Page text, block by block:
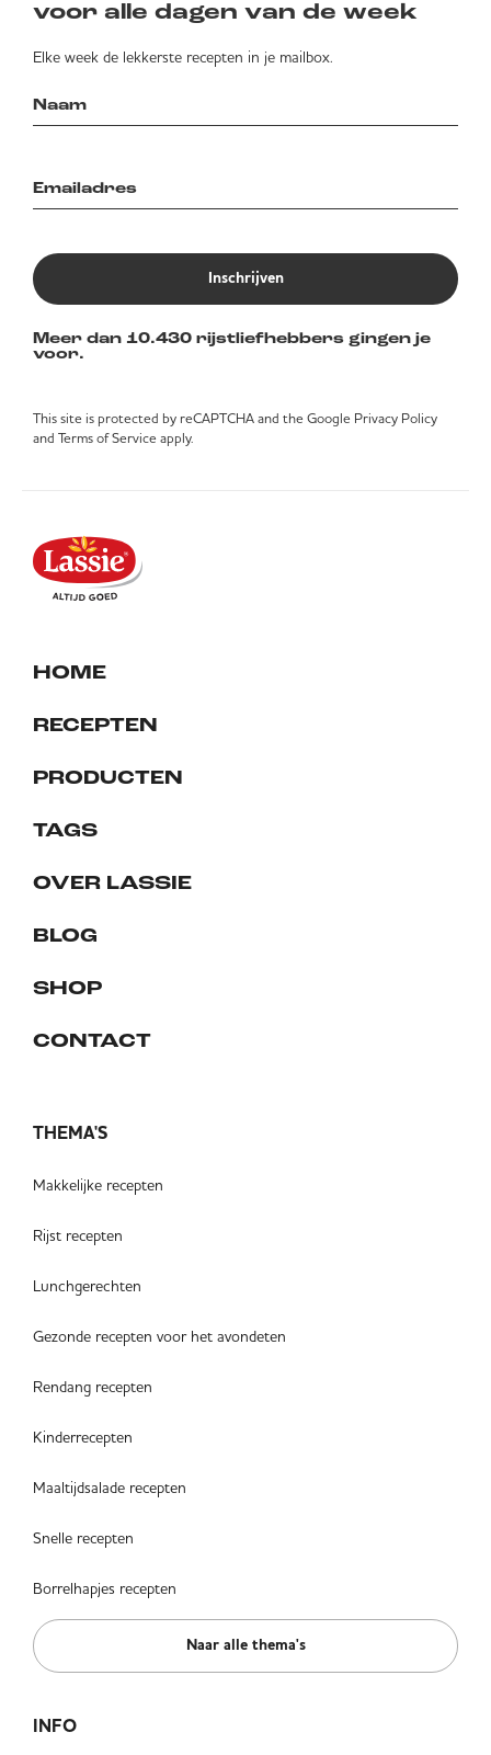
voor alle dagen van de week
Elke week de lekkerste recepten in je mailbox.
Inschrijven
Meer dan 10.430 rijstliefhebbers gingen je
voor.
This site is protected by reCAPTCHA and the Google Privacy Policy
and Terms of Service apply.
HOME
RECEPTEN
PRODUCTEN
TAGS
OVER LASSIE
BLOG
SHOP
CONTACT
THEMA'S
Makkelijke recepten
Rijst recepten
Lunchgerechten
Gezonde recepten voor het avondeten
Rendang recepten
Kinderrecepten
Maaltijdsalade recepten
Snelle recepten
Borrelhapjes recepten
Naar alle thema's
INFO